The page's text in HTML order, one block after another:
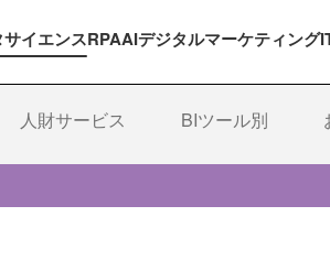
イエンスRPAAIデジタルマーケティング
人財サービス BIツール別